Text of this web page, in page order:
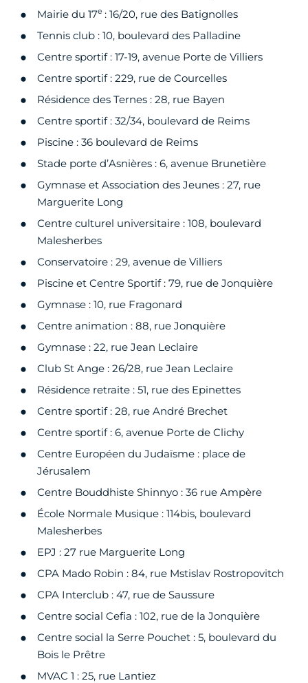
Mairie du 17e : 16/20, rue des Batignolles
Tennis club : 10, boulevard des Palladine
Centre sportif : 17-19, avenue Porte de Villiers
Centre sportif : 229, rue de Courcelles
Résidence des Ternes : 28, rue Bayen
Centre sportif : 32/34, boulevard de Reims
Piscine : 36 boulevard de Reims
Stade porte d’Asnières : 6, avenue Brunetière
Gymnase et Association des Jeunes : 27, rue
Marguerite Long
Centre culturel universitaire : 108, boulevard
Malesherbes
Conservatoire : 29, avenue de Villiers
Piscine et Centre Sportif : 79, rue de Jonquière
Gymnase : 10, rue Fragonard
Centre animation : 88, rue Jonquière
Gymnase : 22, rue Jean Leclaire
Club St Ange : 26/28, rue Jean Leclaire
Résidence retraite : 51, rue des Epinettes
Centre sportif : 28, rue André Brechet
Centre sportif : 6, avenue Porte de Clichy
Centre Européen du Judaïsme : place de
Jérusalem
Centre Bouddhiste Shinnyo : 36 rue Ampère
École Normale Musique : 114bis, boulevard
Malesherbes
EPJ : 27 rue Marguerite Long
CPA Mado Robin : 84, rue Mstislav Rostropovitch
CPA Interclub : 47, rue de Saussure
Centre social Cefia : 102, rue de la Jonquière
Centre social la Serre Pouchet : 5, boulevard du
Bois le Prêtre
MVAC 1 : 25, rue Lantiez